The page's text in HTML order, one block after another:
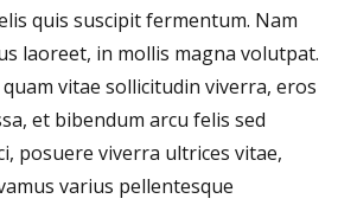
quis suscipit fermentum. Nam
laoreet, in mollis magna volutpat.
vitae sollicitudin viverra, eros
et bibendum arcu felis sed
posuere viverra ultrices vitae,
varius pellentesque